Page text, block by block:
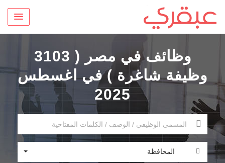
وظائف في مصر ( 3103
وظيفة شاغرة ) في اغسطس
2025
المحافظة